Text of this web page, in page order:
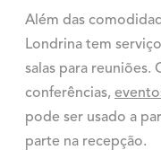
Além das
Londrina tem
salas para reuniões.
conferências,
pode ser usado a
parte na recepção.